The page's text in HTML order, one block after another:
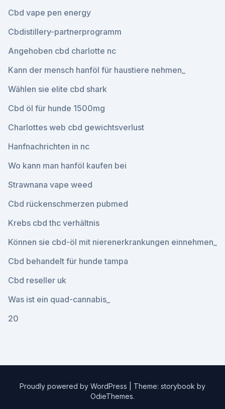
Cbd vape pen energy
Cbdistillery-partnerprogramm
Angehoben cbd charlotte nc
Kann der mensch hanföl für haustiere nehmen_
Wählen sie elite cbd shark
Cbd öl für hunde 1500mg
Charlottes web cbd gewichtsverlust
Hanfnachrichten in nc
Wo kann man hanföl kaufen bei
Strawnana vape weed
Cbd rückenschmerzen pubmed
Krebs cbd thc verhältnis
Können sie cbd-öl mit nierenerkrankungen einnehmen_
Cbd behandelt für hunde tampa
Cbd reseller uk
Was ist ein quad-cannabis_
20
Proudly powered by WordPress
Theme: storybook by
OdieThemes.